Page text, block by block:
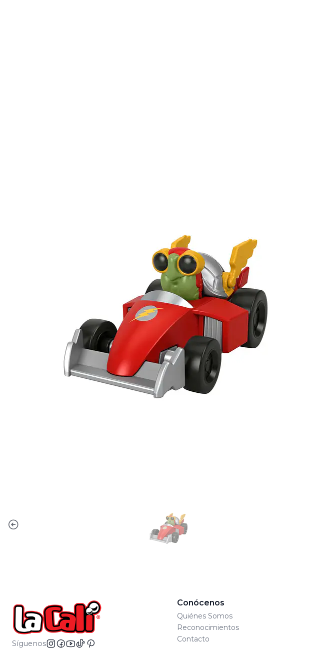
Síguenos
Conócenos
Quiénes Somos
Reconocimientos
Contacto